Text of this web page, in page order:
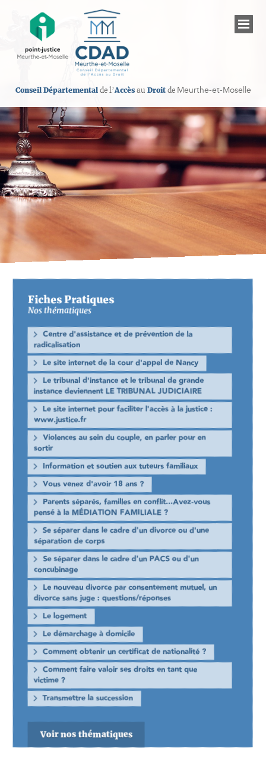
Conseil Départemental de l’Accès au Droit de Meurthe-et-Moselle
Présentation du CDAD de Meurthe-et-Moselle
Les établissements judiciaires
Informations sur les droits
Les professionnels de l’accès au droit
Fiches Pratiques
Nos thématiques
Centre d'assistance et de prévention de la
radicalisation
Le site internet de la cour d'appel de Nancy
Le tribunal d'instance et le tribunal de grande
instance deviennent LE TRIBUNAL JUDICIAIRE
Le site internet pour faciliter l'accès à la justice :
www.justice.fr
Violences au sein du couple, en parler pour en
sortir
Information et soutien aux tuteurs familiaux
Vous venez d'avoir 18 ans ?
Parents séparés, familles en conflit...Avez-vous
pensé à la MÉDIATION FAMILIALE ?
Se séparer dans le cadre d'un divorce ou d'une
séparation de corps
Se séparer dans le cadre d'un PACS ou d'un
concubinage
Le nouveau divorce par consentement mutuel, un
divorce sans juge : questions/réponses
Le logement
Le démarchage à domicile
Comment obtenir un certificat de nationalité ?
Comment faire valoir ses droits en tant que
victime ?
Transmettre la succession
Voir nos thématiques